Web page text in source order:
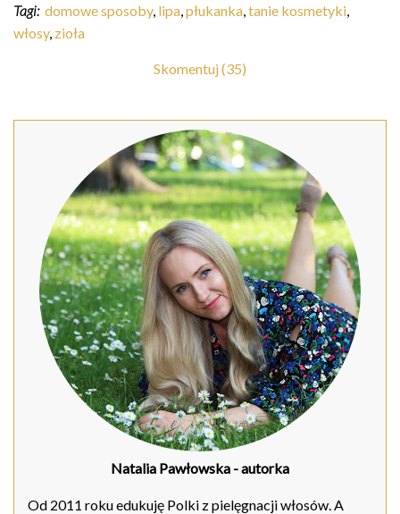
Tagi: domowe sposoby, lipa płukanka tanie kosmetyki
włosy, zioła
Skomentuj (35)
Natalia Pawłowska - autorka
Od 2011 roku edukuję Polki z pielęgnacji włosów. A